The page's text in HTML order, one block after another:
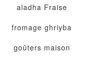
aladha Fraise
fromage ghriyba
goûters maison